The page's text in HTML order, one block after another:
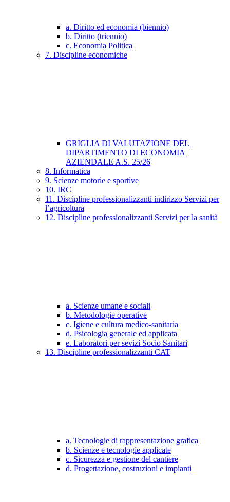
a. Diritto ed economia (biennio)
b. Diritto (triennio)
c. Economia Politica
7. Discipline economiche
GRIGLIA DI VALUTAZIONE DEL
DIPARTIMENTO DI ECONOMIA
AZIENDALE A.S. 25/26
8. Informatica
9. Scienze motorie e sportive
10. IRC
11. Discipline professionalizzanti indirizzo Servizi per
l’agricoltura
12. Discipline professionalizzanti Servizi per la sanità
a. Scienze umane e sociali
b. Metodologie operative
c. Igiene e cultura medico-sanitaria
d. Psicologia generale ed applicata
e. Laboratori per sevizi Socio Sanitari
13. Discipline professionalizzanti CAT
a. Tecnologie di rappresentazione grafica
b. Scienze e tecnologie applicate
c. Sicurezza e gestione del cantiere
d. Progettazione, costruzioni e impianti